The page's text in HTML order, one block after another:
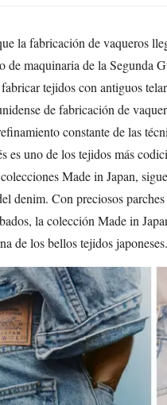
la fabricación de vaqueros
de maquinaria de la Segunda
tejidos con antiguos
de fabricación de
constante de las
es uno de los tejidos más
Made in Japan,
denim. Con preciosos
la colección Made in
de los bellos tejidos japoneses.